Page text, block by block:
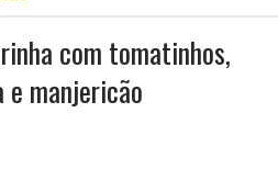
com tomatinhos,
manjericão